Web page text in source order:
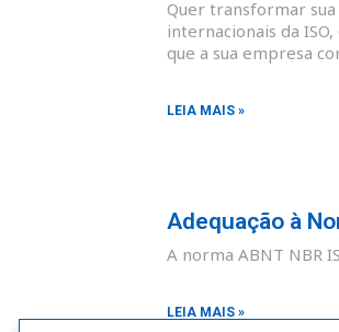
Quer transformar sua
internacionais da
que a sua empresa
LEIA MAIS »
Adequação à
A norma ABNT NBR
LEIA MAIS »